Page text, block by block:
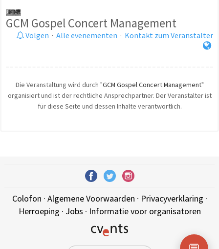
GCM Gospel Concert Management
Volgen · Alle evenementen · Kontakt zum Veranstalter
Die Veranstaltung wird durch "GCM Gospel Concert Management"
organisiert und ist der rechtliche Ansprechpartner. Der Veranstalter ist
für diese Seite und dessen Inhalte verantwortlich.
Colofon · Algemene Voorwaarden · Privacyverklaring ·
Herroeping · Jobs · Informatie voor organisatoren